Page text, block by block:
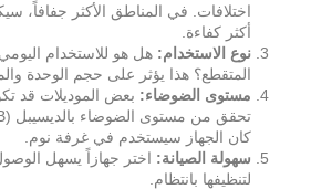
اختلافات. في المناطق الأكثر جفافاً،
أكثر كفاءة.
نوع الاستخدام: هل هو للاستخدام
المتقطع؟ هذا يؤثر على حجم الوحدة
مستوى الضوضاء: بعض الموديلات قد
كان الجهاز سيستخدم في غرفة نوم.
سهولة الصيانة: اختر جهازاً يسهل
لتنظيفها بانتظام.